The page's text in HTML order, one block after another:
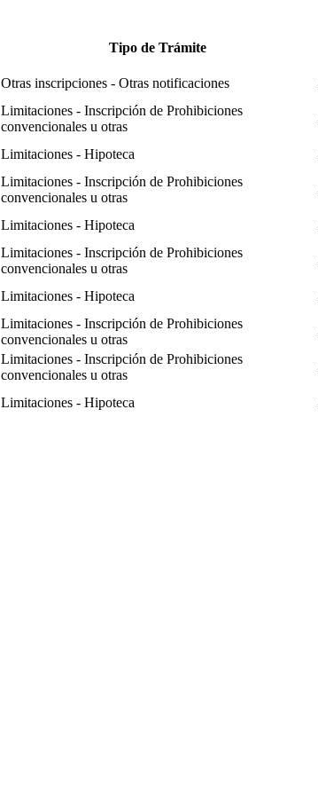
Tipo de Trámite
Otras inscripciones - Otras notificaciones
Limitaciones - Inscripción de Prohibiciones
convencionales u otras
Limitaciones - Hipoteca
Limitaciones - Inscripción de Prohibiciones
convencionales u otras
Limitaciones - Hipoteca
Limitaciones - Inscripción de Prohibiciones
convencionales u otras
Limitaciones - Hipoteca
Limitaciones - Inscripción de Prohibiciones
convencionales u otras
Limitaciones - Inscripción de Prohibiciones
convencionales u otras
Limitaciones - Hipoteca